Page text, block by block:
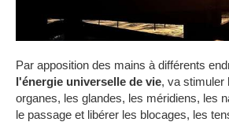
Par apposition des mains à différents
l'énergie universelle de vie, va stimuler
organes, les glandes, les méridiens, les
le passage et libérer les blocages, les